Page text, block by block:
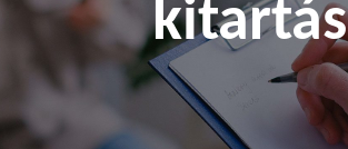
Kapcsolat
kitartás